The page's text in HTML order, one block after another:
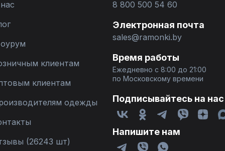
клиентам
клиентам
одежды
(26243 шт)
8 800 500 54 60
Электронная почта
sales@ramonki.by
Время работы
Ежедневно с 8:00 до 21:00
по Московскому времени
Подписывайтесь на нас
Напишите нам